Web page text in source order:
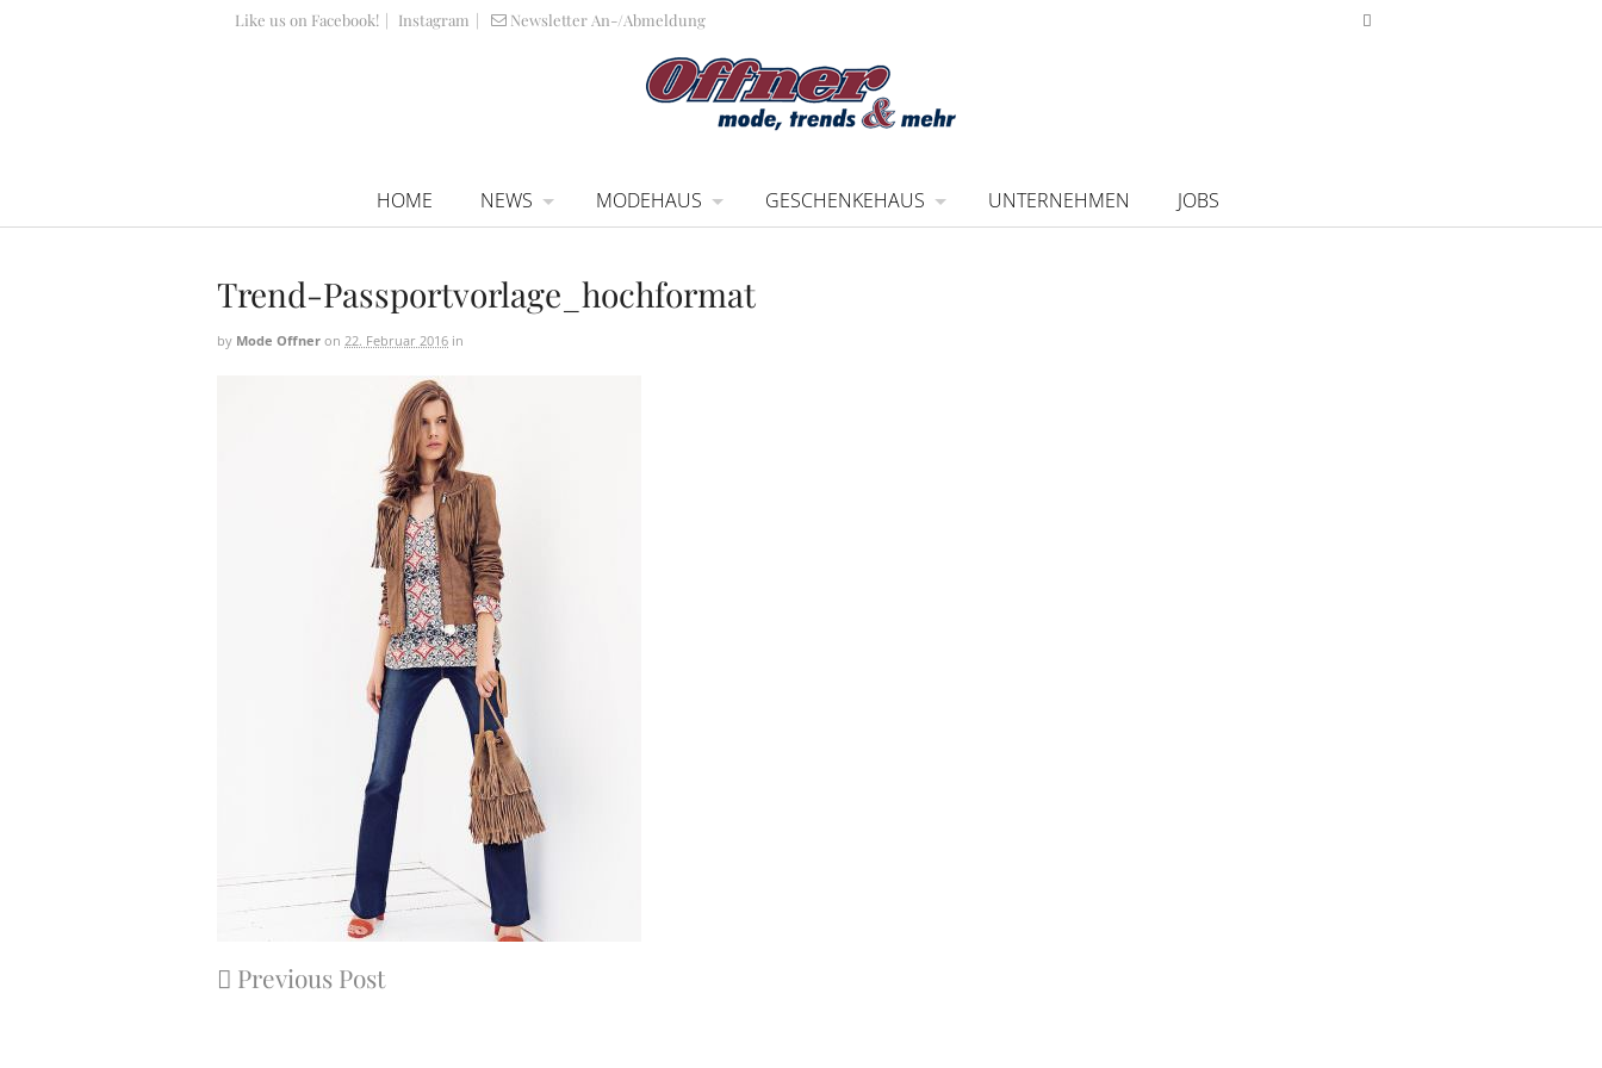
Like us on Facebook! | Instagram | Newsletter An-/Abmeldung
HOME NEWS MODEHAUS GESCHENKEHAUS UNTERNEHMEN JOBS
Trend-Passportvorlage_hochformat
by Mode Offner on 22. Februar 2016 in
Previous Post